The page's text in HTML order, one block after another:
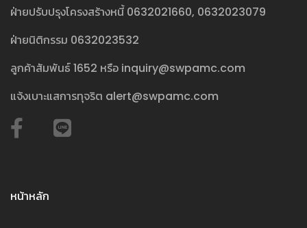
ฝ่ายปรับปรุงโครงสร้างหนี้ 0632021660, 0632023079
ฝ่ายนิติกรรม 0632023532
ลูกค้าสัมพันธ์1652 หรือ inquiry@swpamc.com
แจ้งเบาะแสการทุจริต alert@swpamc.com
หน้าหลัก